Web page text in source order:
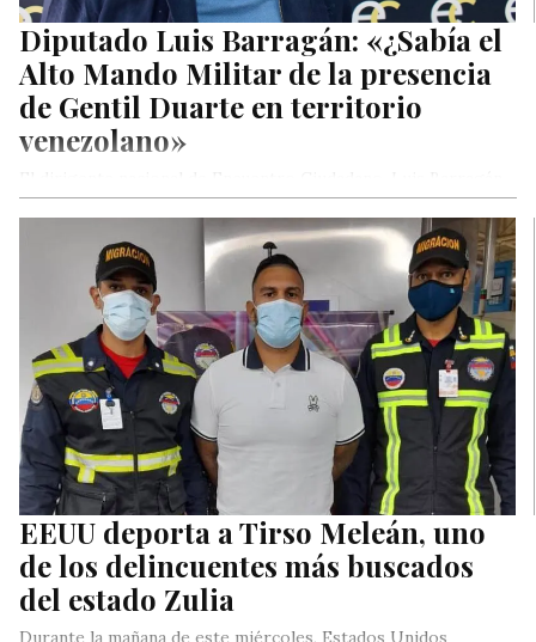
Diputado Luis Barragán: «¿Sabía el
Alto Mando Militar de la presencia
de Gentil Duarte en territorio
venezolano»
alertó este jueves que hay un fuerte hermetismo en las
EEUU deporta a Tirso Meleán, uno
de los delincuentes más buscados
del estado Zulia
Durante la mañana de este miércoles, Estados Unidos